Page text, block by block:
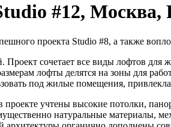
#12, Москва,
проекта Studio #8, а также
сочетает все виды лофтов
лофты делятся на зоны для
под жилые помещения,
учтены высокие потолки,
натуральные материалы,